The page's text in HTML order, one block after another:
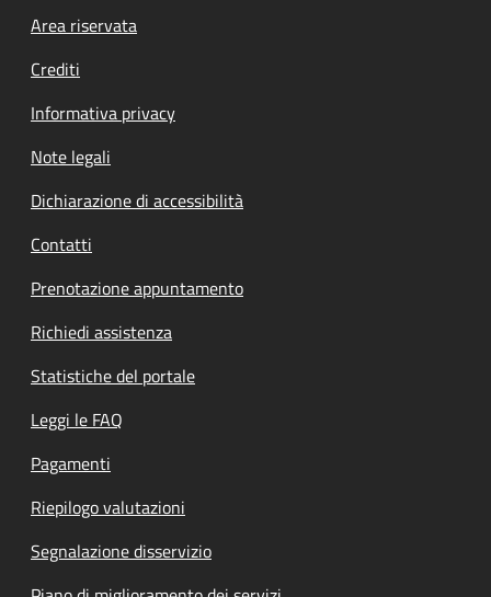
Footer menu
Area riservata
Crediti
Informativa privacy
Note legali
Dichiarazione di accessibilità
Contatti
Prenotazione appuntamento
Richiedi assistenza
Statistiche del portale
Leggi le FAQ
Pagamenti
Riepilogo valutazioni
Segnalazione disservizio